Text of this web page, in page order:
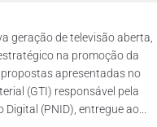
geração de televisão aberta,
na promoção da
apresentadas no
(GTI) responsável pela
(PNID), entregue ao...